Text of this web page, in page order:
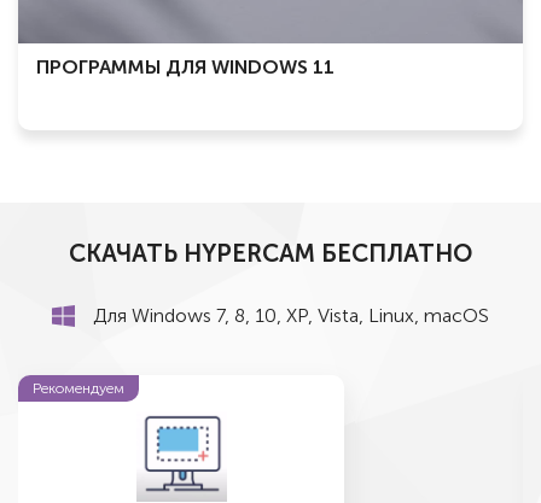
ПРОГРАММЫ ДЛЯ WINDOWS 11
СКАЧАТЬ HYPERCAM БЕСПЛАТНО
Для Windows 7, 8, 10, ХР, Vista, Linux, macOS
Рекомендуем